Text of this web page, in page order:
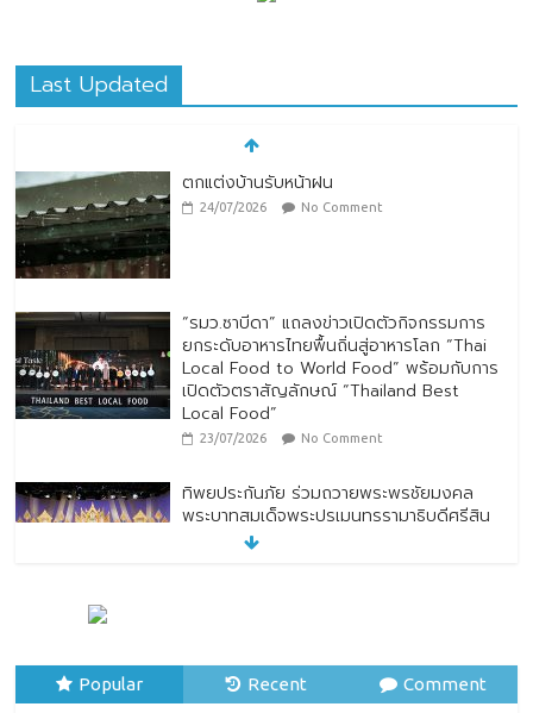
Last Updated
ตกแต่งบ้านรับหน้าฝน
24/07/2026 No Comment
“รมว.ซาบีดา” แถลงข่าวเปิดตัวกิจกรรมการ
ยกระดับอาหารไทยพื้นถิ่นสู่อาหารโลก “Thai
Local Food to World Food” พร้อมกับการ
เปิดตัวตราสัญลักษณ์ “Thailand Best
Local Food”
23/07/2026 No Comment
ทิพยประกันภัย ร่วมถวายพระพรชัยมงคล
พระบาทสมเด็จพระปรเมนทรรามาธิบดีศรีสิน
ทรมหาวชิราลงกรณ พระวชิรเกล้าเจ้าอยู่หัว
เชิงกลยุทธ์ ยกระดับบริการดิจิทัลและการเข้า
ถึงประกันภัยเพื่อประชาชน
Popular Recent Comment